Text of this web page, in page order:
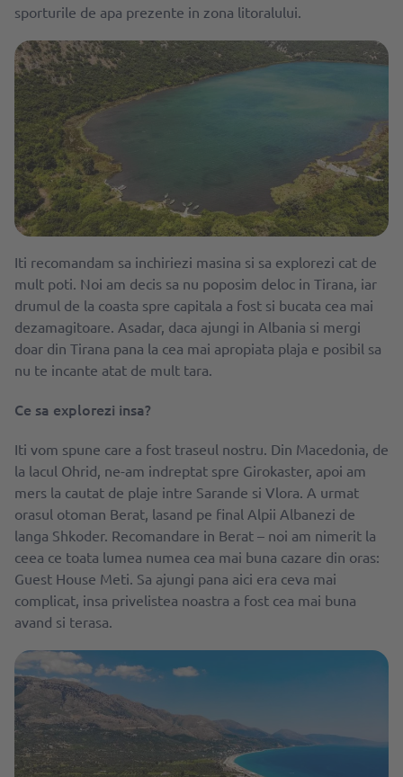
sporturile de apa prezente in zona litoralului.
Iti recomandam sa inchiriezi masina si sa explorezi cat de
mult poti. Noi am decis sa nu poposim deloc in Tirana, iar
drumul de la coasta spre capitala a fost si bucata cea mai
dezamagitoare. Asadar, daca ajungi in Albania si mergi
doar din Tirana pana la cea mai apropiata plaja e posibil sa
nu te incante atat de mult tara.
Ce sa explorezi insa?
Iti vom spune care a fost traseul nostru. Din Macedonia, de
la lacul Ohrid, ne-am indreptat spre Girokaster, apoi am
mers la cautat de plaje intre Sarande si Vlora. A urmat
orasul otoman Berat, lasand pe final Alpii Albanezi de
langa Shkoder. Recomandare in Berat – noi am nimerit la
ceea ce toata lumea numea cea mai buna cazare din oras:
Guest House Meti. Sa ajungi pana aici era ceva mai
complicat, insa privelistea noastra a fost cea mai buna
avand si terasa.